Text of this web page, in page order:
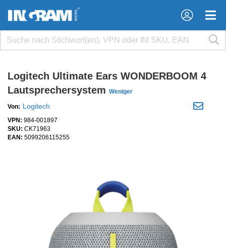
×
×
Logitech Ultimate Ears WONDERBOOM 4
Lautsprechersystem Weniger
Von: Logitech
VPN: 984-001897
SKU: CK71963
EAN: 5099206115255